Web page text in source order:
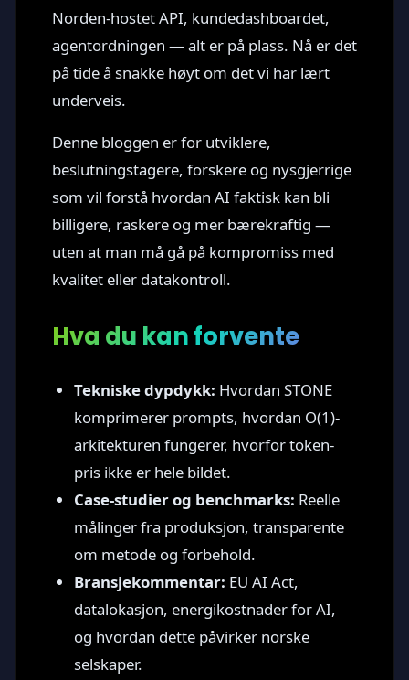
Norden-hostet API, kundedashboardet,
agentordningen — alt er på plass. Nå er det
på tide å snakke høyt om det vi har lært
underveis.
Denne bloggen er for utviklere,
beslutningstagere, forskere og nysgjerrige
som vil forstå hvordan AI faktisk kan bli
billigere, raskere og mer bærekraftig —
uten at man må gå på kompromiss med
kvalitet eller datakontroll.
Hva du kan forvente
Tekniske dypdykk: Hvordan STONE
komprimerer prompts, hvordan O(1)-
arkitekturen fungerer, hvorfor token-
pris ikke er hele bildet.
Case-studier og benchmarks: Reelle
målinger fra produksjon, transparente
om metode og forbehold.
Bransjekommentar: EU AI Act,
datalokasjon, energikostnader for AI,
og hvordan dette påvirker norske
selskaper.